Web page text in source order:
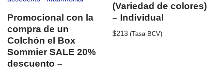
Promocional con la
compra de un
Colchón el Box
Sommier SALE 20%
descuento –
(Variedad de colores)
– Individual
$213 (Tasa BCV)